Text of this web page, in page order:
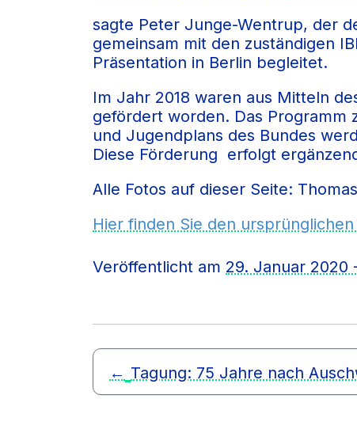
sagte Peter Junge-Wentrup, der
gemeinsam mit den zuständigen
Präsentation in Berlin begleitet.
Im Jahr 2018 waren aus Mitteln
gefördert worden. Das Programm
und Jugendplans des Bundes
Diese Förderung erfolgt
Alle Fotos auf dieser Seite:
Hier finden Sie den
Veröffentlicht am 29. Januar 2020
← Tagung: 75 Jahre nach